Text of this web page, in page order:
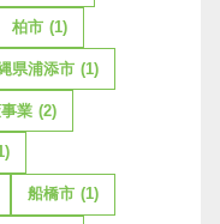
柏市 (1)
県浦添市 (1)
業 (2)
船橋市 (1)